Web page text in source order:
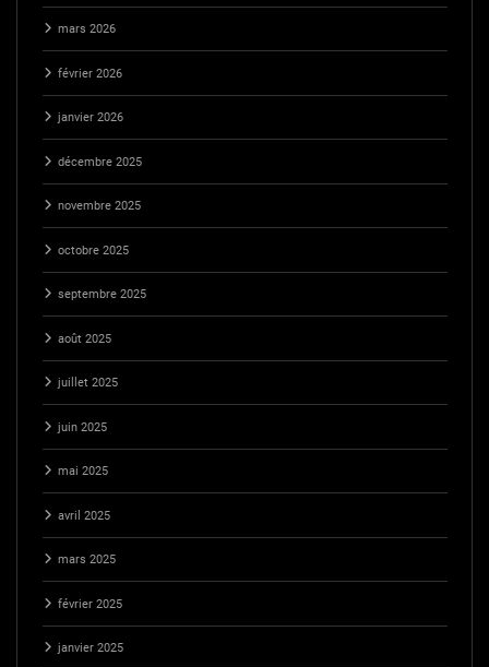
mars 2026
février 2026
janvier 2026
décembre 2025
novembre 2025
octobre 2025
septembre 2025
août 2025
juillet 2025
juin 2025
mai 2025
avril 2025
mars 2025
février 2025
janvier 2025